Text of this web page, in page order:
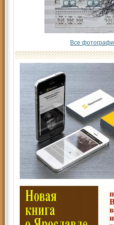
Все